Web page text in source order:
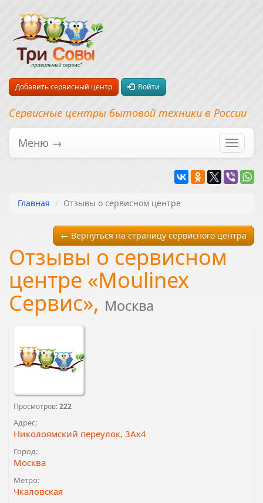
Добавить сервисный центр Войти
Сервисные центры бытовой техники в России
Меню →
Главная Отзывы о сервисном центре
← Вернуться на страницу сервисного центра
Отзывы о сервисном
центре «Moulinex
Сервис», Москва
Просмотров:222
Адрес:
Николоямский переулок, 3Ак4
Город:
Москва
Метро:
Чкаловская